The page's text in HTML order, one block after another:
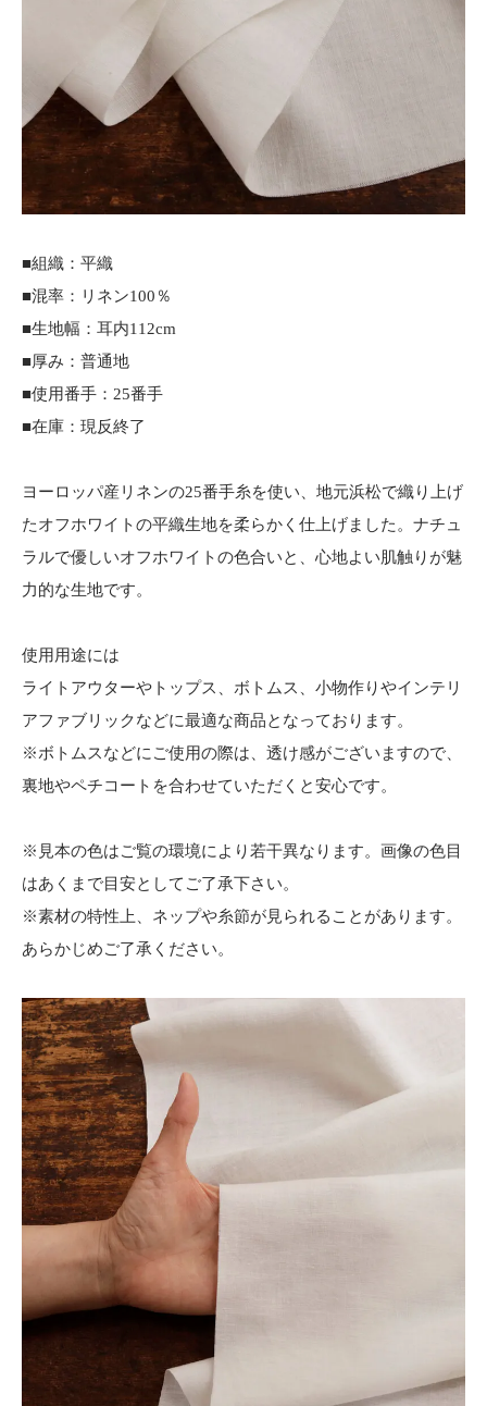
■組織：平織
■混率：リネン100％
■生地幅：耳内112cm
■厚み：普通地
■使用番手：25番手
■在庫：現反終了
ヨーロッパ産リネンの25番手糸を使い、地元浜松で織り上げ
たオフホワイトの平織生地を柔らかく仕上げました。ナチュ
ラルで優しいオフホワイトの色合いと、心地よい肌触りが魅
力的な生地です。
使用用途には
ライトアウターやトップス、ボトムス、小物作りやインテリ
アファブリックなどに最適な商品となっております。
※ボトムスなどにご使用の際は、透け感がございますので、
裏地やペチコートを合わせていただくと安心です。
※見本の色はご覧の環境により若干異なります。画像の色目
はあくまで目安としてご了承下さい。
※素材の特性上、ネップや糸節が見られることがあります。
あらかじめご了承ください。